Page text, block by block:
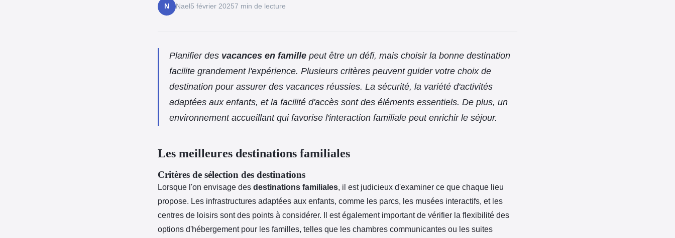
N Nael5 février 20257 min de lecture
Planifier des vacances en famille peut être un défi, mais choisir la bonne destination
facilite grandement l'expérience. Plusieurs critères peuvent guider votre choix de
destination pour assurer des vacances réussies. La sécurité, la variété d'activités
adaptées aux enfants, et la facilité d'accès sont des éléments essentiels. De plus, un
environnement accueillant qui favorise l'interaction familiale peut enrichir le séjour.
Les meilleures destinations familiales
Critères de sélection des destinations
Lorsque l'on envisage des destinations familiales, il est judicieux d'examiner ce que chaque lieu
propose. Les infrastructures adaptées aux enfants, comme les parcs, les musées interactifs, et les
centres de loisirs sont des points à considérer. Il est également important de vérifier la flexibilité des
options d'hébergement pour les familles, telles que les chambres communicantes ou les suites